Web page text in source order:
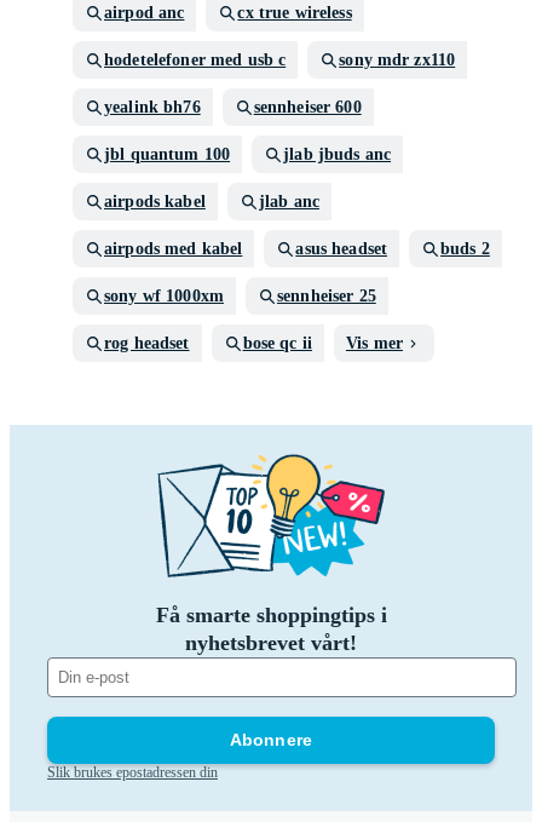
airpod anc cx true wireless
hodetelefoner med usb c sony mdr zx110
yealink bh76 sennheiser 600
jbl quantum 100 jlab jbuds anc
airpods kabel jlab anc
airpods med kabel asus headset buds 2
sony wf 1000xm sennheiser 25
rog headset bose qc ii Vis mer
Få smarte shoppingtips i
nyhetsbrevet vårt!
Abonnere
Slik brukes epostadressen din